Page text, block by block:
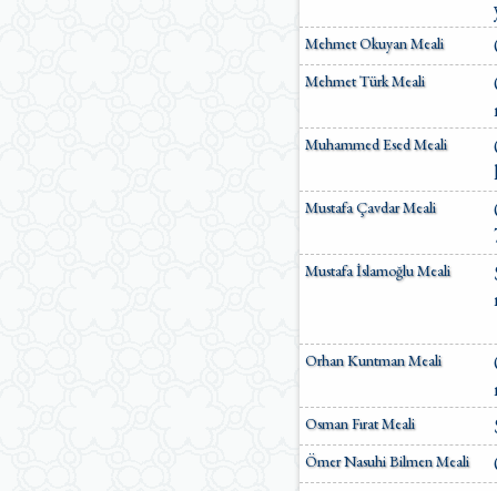
Mehmet Okuyan Meali
Mehmet Türk Meali
Muhammed Esed Meali
Mustafa Çavdar Meali
Mustafa İslamoğlu Meali
Orhan Kuntman Meali
Osman Fırat Meali
Ömer Nasuhi Bilmen Meali